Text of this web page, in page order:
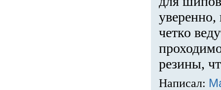
четко
резины,
Написал: